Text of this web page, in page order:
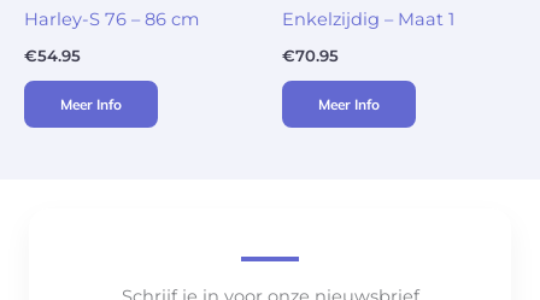
Harley-S 76 – 86 cm
€54.95
Meer Info
Enkelzijdig – Maat 1
€70.95
Meer Info